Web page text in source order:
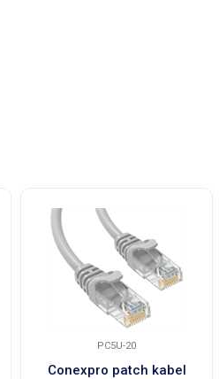
PC5U-20
Conexpro patch kabel